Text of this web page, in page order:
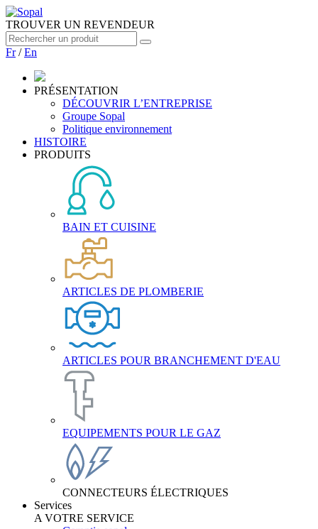
TROUVER UN REVENDEUR
Fr/En
PRÉSENTATION
DÉCOUVRIR L’ENTREPRISE
Groupe Sopal
Politique environnement
HISTOIRE
PRODUITS
BAIN ET CUISINE
ARTICLES DE PLOMBERIE
ARTICLES POUR BRANCHEMENT D'EAU
EQUIPEMENTS POUR LE GAZ
CONNECTEURS ÉLECTRIQUES
Services
A VOTRE SERVICE